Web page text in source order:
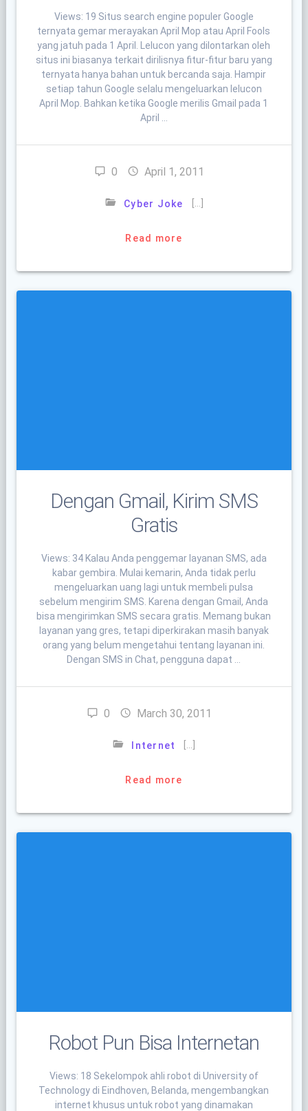
Views: 19 Situs search engine populer Google
ternyata gemar merayakan April Mop atau April Fools
yang jatuh pada 1 April. Lelucon yang dilontarkan oleh
situs ini biasanya terkait dirilisnya fitur-fitur baru yang
ternyata hanya bahan untuk bercanda saja. Hampir
setiap tahun Google selalu mengeluarkan lelucon
April Mop. Bahkan ketika Google merilis Gmail pada 1
April …
0 April 1, 2011
Cyber Joke
Read more
Dengan Gmail, Kirim SMS
Gratis
Views: 34 Kalau Anda penggemar layanan SMS, ada
kabar gembira. Mulai kemarin, Anda tidak perlu
mengeluarkan uang lagi untuk membeli pulsa
sebelum mengirim SMS. Karena dengan Gmail, Anda
bisa mengirimkan SMS secara gratis. Memang bukan
layanan yang gres, tetapi diperkirakan masih banyak
orang yang belum mengetahui tentang layanan ini.
Dengan SMS in Chat, pengguna dapat …
0 March 30, 2011
Internet
Read more
Robot Pun Bisa Internetan
Views: 18 Sekelompok ahli robot di University of
Technology di Eindhoven, Belanda, mengembangkan
internet khusus untuk robot yang dinamakan